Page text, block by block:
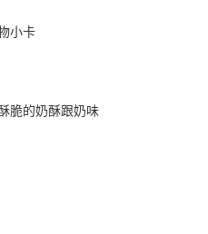
小卡
脆的奶酥跟奶味